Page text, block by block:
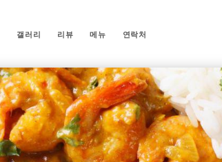
갤러리 리뷰 메뉴 연락처